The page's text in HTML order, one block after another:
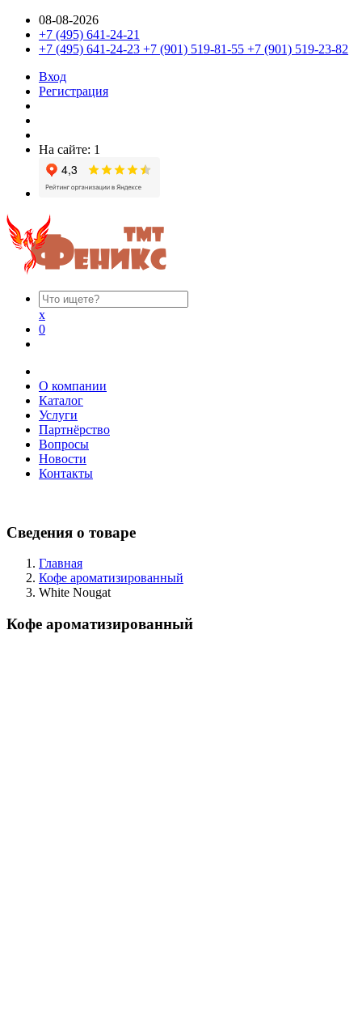
08-08-2026
+7 (495) 641-24-21
+7 (495) 641-24-23 +7 (901) 519-81-55 +7 (901) 519-23-82
Вход
Регистрация
На сайте: 1
x
0
О компании
Каталог
Услуги
Партнёрство
Вопросы
Новости
Контакты
Сведения о товаре
Главная
Кофе ароматизированный
White Nougat
Кофе ароматизированный